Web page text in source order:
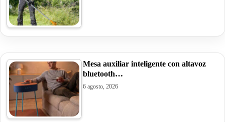
Mesa auxiliar inteligente con altavoz
bluetooth…
6 agosto, 2026